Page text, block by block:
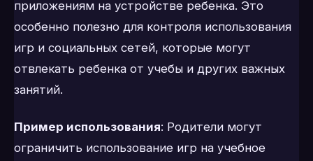
приложениям на устройстве ребенка. Это
особенно полезно для контроля использования
игр и социальных сетей, которые могут
отвлекать ребенка от учебы и других важных
занятий.
Пример использования: Родители могут
ограничить использование игр на учебное